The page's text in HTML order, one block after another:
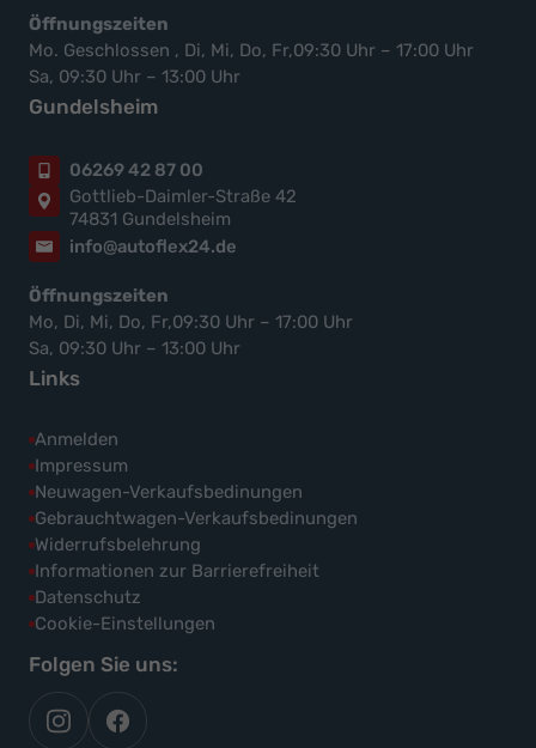
Öffnungszeiten
Mo. Geschlossen , Di, Mi, Do, Fr,09:30 Uhr – 17:00 Uhr
Sa, 09:30 Uhr – 13:00 Uhr
Gundelsheim
06269 42 87 00
Gottlieb-Daimler-Straße 42
74831 Gundelsheim
info@autoflex24.de
Öffnungszeiten
Mo, Di, Mi, Do, Fr,09:30 Uhr – 17:00 Uhr
Sa, 09:30 Uhr – 13:00 Uhr
Links
Anmelden
Impressum
Neuwagen-Verkaufsbedinungen
Gebrauchtwagen-Verkaufsbedinungen
Widerrufsbelehrung
Informationen zur Barrierefreiheit
Datenschutz
Cookie-Einstellungen
Folgen Sie uns:
autoflexautoflex24